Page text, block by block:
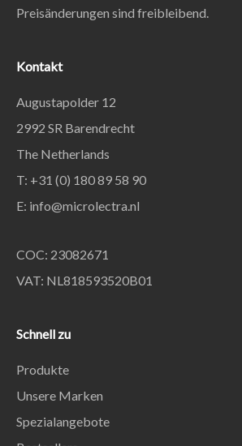
Preisänderungen sind freibleibend.
Kontakt
Augustapolder 12
2992 SR Barendrecht
The Netherlands
T: +31 (0) 180 89 58 90
E: info@microlectra.nl
COC: 23082671
VAT: NL818593520B01
Schnell zu
Produkte
Unsere Marken
Spezialangebote